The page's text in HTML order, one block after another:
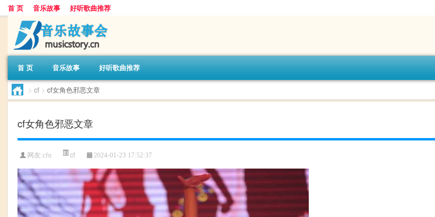
首 页 音乐故事 好听歌曲推荐
首 页 音乐故事 好听歌曲推荐
> cf > cf女角色邪恶文章
cf女角色邪恶文章
网友:cfn cf 2024-01-23 17:52:37